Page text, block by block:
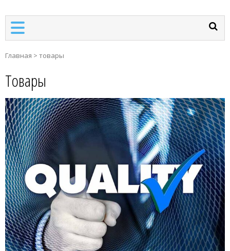
Главная > товары
Товары